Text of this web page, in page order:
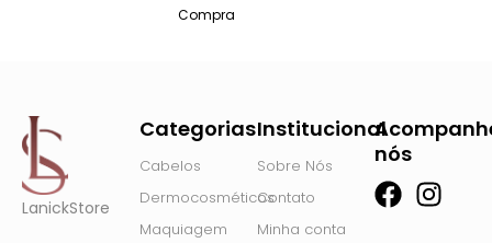
Compra
LanickStore
Categorias
Cabelos
Dermocosméticos
Maquiagem
Institucional
Sobre Nós
Contato
Minha conta
nós
F
I